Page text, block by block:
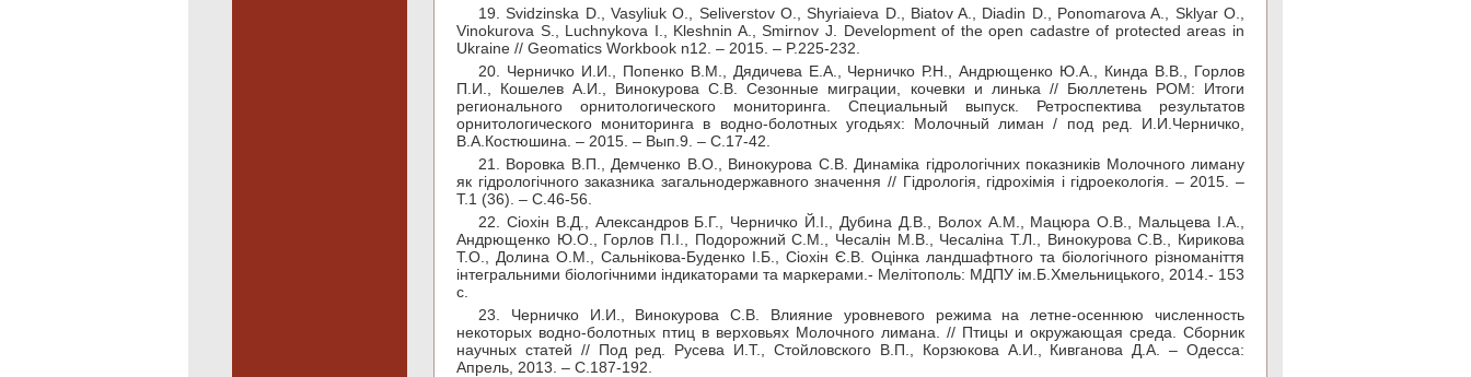
19. Svidzinska D., Vasyliuk O., Seliverstov O., Shyriaieva D., Biatov A., Diadin D., Ponomarova A., Sklyar O.,
Vinokurova S., Luchnykova I., Kleshnin A., Smirnov J. Development of the open cadastre of protected areas in
Ukraine // Geomatics Workbook n12. – 2015. – P.225-232.
20. Черничко И.И., Попенко В.М., Дядичева Е.А., Черничко Р.Н., Андрющенко Ю.А., Кинда В.В., Горлов
П.И., Кошелев А.И., Винокурова С.В. Сезонные миграции, кочевки и линька // Бюллетень РОМ: Итоги
регионального орнитологического мониторинга. Специальный выпуск. Ретроспектива результатов
орнитологического мониторинга в водно-болотных угодьях: Молочный лиман / под ред. И.И.Черничко,
В.А.Костюшина. – 2015. – Вып.9. – С.17-42.
21. Воровка В.П., Демченко В.О., Винокурова С.В. Динаміка гідрологічних показників Молочного лиману
як гідрологічного заказника загальнодержавного значення // Гідрологія, гідрохімія і гідроекологія. – 2015. –
Т.1 (36). – С.46-56.
22. Сіохін В.Д., Александров Б.Г., Черничко Й.І., Дубина Д.В., Волох А.М., Мацюра О.В., Мальцева І.А.,
Андрющенко Ю.О., Горлов П.І., Подорожний С.М., Чесалін М.В., Чесаліна Т.Л., Винокурова С.В., Кирикова
Т.О., Долина О.М., Сальнікова-Буденко І.Б., Сіохін Є.В. Оцінка ландшафтного та біологічного різноманіття
інтегральними біологічними індикаторами та маркерами.- Мелітополь: МДПУ ім.Б.Хмельницького, 2014.- 153
с.
23. Черничко И.И., Винокурова С.В. Влияние уровневого режима на летне-осеннюю численность
некоторых водно-болотных птиц в верховьях Молочного лимана. // Птицы и окружающая среда. Сборник
научных статей // Под ред. Русева И.Т., Стойловского В.П., Корзюкова А.И., Кивганова Д.А. – Одесса:
Апрель, 2013. – С.187-192.